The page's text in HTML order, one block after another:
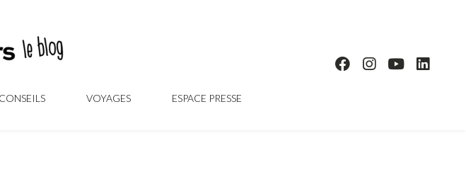
CONSEILS VOYAGES ESPACE PRESSE